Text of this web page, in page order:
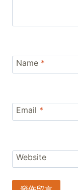
Name *
Email *
Website